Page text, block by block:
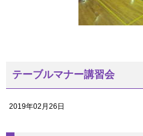
テーブルマナー講習会
2019年02月26日